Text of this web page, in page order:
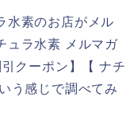
水素のお店がメル
ュラ水素 メルマガ
クーポン】【 ナチ
う感じで調べてみ